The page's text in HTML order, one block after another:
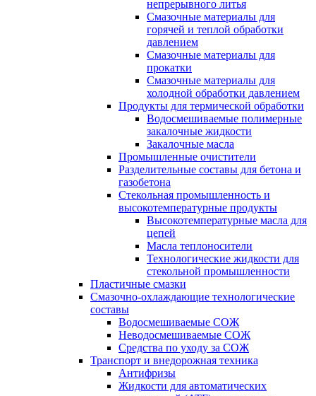
непрерывного литья
Смазочные материалы для
горячей и теплой обработки
давлением
Смазочные материалы для
прокатки
Смазочные материалы для
холодной обработки давлением
Продукты для термической обработки
Водосмешиваемые полимерные
закалочные жидкости
Закалочные масла
Промышленные очистители
Разделительные составы для бетона и
газобетона
Стекольная промышленность и
высокотемпературные продукты
Высокотемпературные масла для
цепей
Масла теплоносители
Технологические жидкости для
стекольной промышленности
Пластичные смазки
Смазочно-охлаждающие технологические
составы
Водосмешиваемые СОЖ
Неводосмешиваемые СОЖ
Средства по уходу за СОЖ
Транспорт и внедорожная техника
Антифризы
Жидкости для автоматических